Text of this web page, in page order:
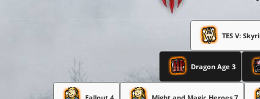
TES V:
Dragon Age 3